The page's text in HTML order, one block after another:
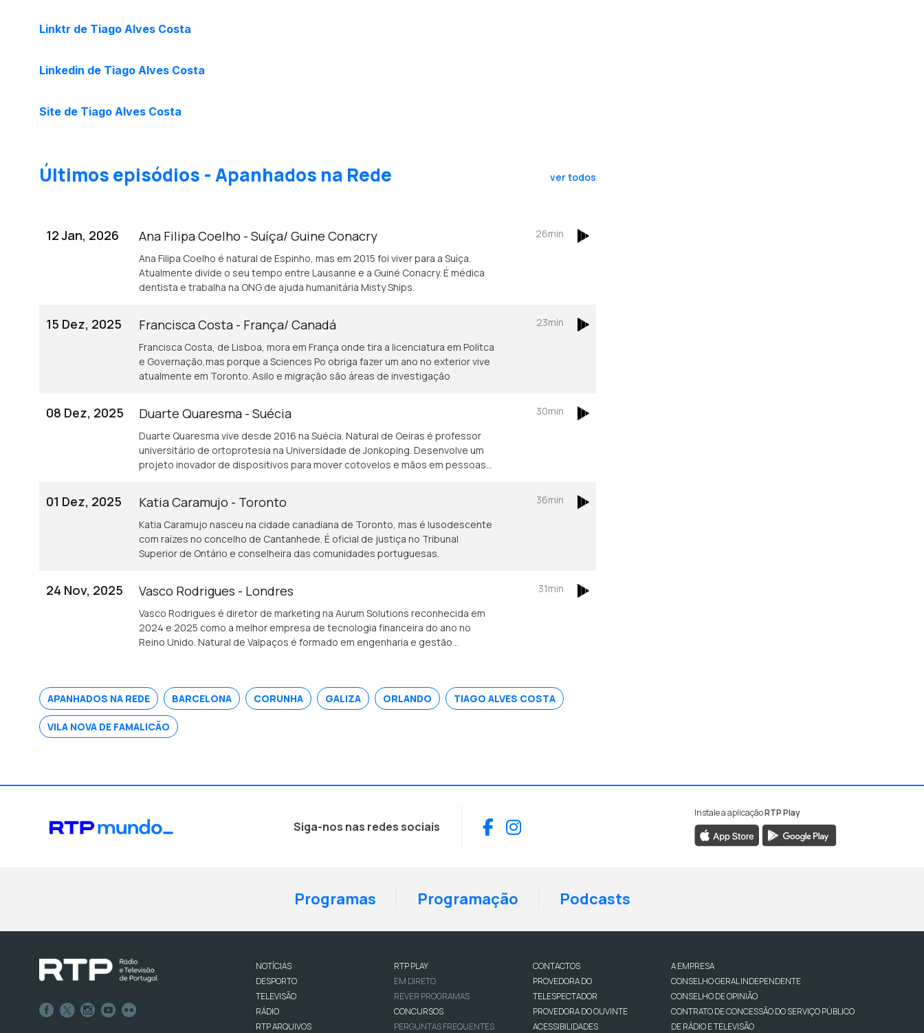
Linktr de Tiago Alves Costa
Linkedin de Tiago Alves Costa
Site de Tiago Alves Costa
Últimos episódios - Apanhados na Rede ver todos
12 Jan, 2026 Ana Filipa Coelho - Suíça/ Guine Conacry
Ana Filipa Coelho é natural de Espinho, mas em 2015 foi viver para a Suíça.
Atualmente divide o seu tempo entre Lausanne e a Guiné Conacry. É médica
dentista e trabalha na ONG de ajuda humanitária Misty Ships.
26min
15 Dez, 2025 Francisca Costa - França/ Canadá
Francisca Costa, de Lisboa, mora em França onde tira a licenciatura em Polítca
e Governação,mas porque a Sciences Po obriga fazer um ano no exterior vive
atualmente em Toronto. Asilo e migração são áreas de investigação
23min
08 Dez, 2025 Duarte Quaresma - Suécia
Duarte Quaresma vive desde 2016 na Suécia. Natural de Oeiras é professor
universitário de ortoprotesia na Universidade de Jonkoping. Desenvolve um
projeto inovador de dispositivos para mover cotovelos e mãos em pessoas
30min
01 Dez, 2025 Katia Caramujo - Toronto
Katia Caramujo nasceu na cidade canadiana de Toronto, mas é lusodescente
com raízes no concelho de Cantanhede. É oficial de justiça no Tribunal
Superior de Ontário e conselheira das comunidades portuguesas.
36min
24 Nov, 2025 Vasco Rodrigues - Londres
Vasco Rodrigues é diretor de marketing na Aurum Solutions reconhecida em
2024 e 2025 como a melhor empresa de tecnologia financeira do ano no
Reino Unido. Natural de Valpaços é formado em engenharia e gestão
31min
APANHADOS NA REDE BARCELONA CORUNHA GALIZA ORLANDO TIAGO ALVES COSTA
VILA NOVA DE FAMALICÃO
Siga-nos nas redes sociais Facebook
Instagram
Instale a aplicaçãoRTP Play
Programas Programação Podcasts
NOTÍCIAS
DESPORTO
TELEVISÃO
RÁDIO
RTP ARQUIVOS
RTP PLAY
EM DIRETO
REVER PROGRAMAS
CONCURSOS
PERGUNTAS FREQUENTES
CONTACTOS
PROVEDORA DO
TELESPECTADOR
PROVEDORA DO OUVINTE
ACESSIBILIDADES
A EMPRESA
CONSELHO GERAL INDEPENDENTE
CONSELHO DE OPINIÃO
CONTRATO DE CONCESSÃO DO SERVIÇO PÚBLICO
DE RÁDIO E TELEVISÃO